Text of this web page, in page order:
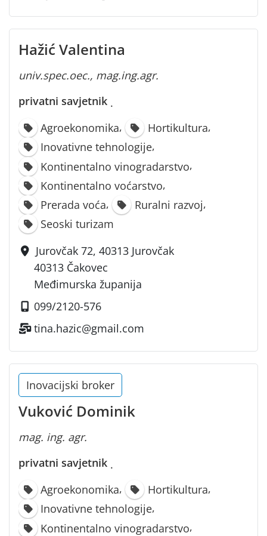
Hažić Valentina
univ.spec.oec., mag.ing.agr.
privatni savjetnik ·
Agroekonomika, Hortikultura,
Inovativne tehnologije,
Kontinentalno vinogradarstvo,
Kontinentalno voćarstvo,
Prerada voća, Ruralni razvoj,
Seoski turizam
Jurovčak 72, 40313 Jurovčak
40313 Čakovec
Međimurska županija
099/2120-576
tina.hazic@gmail.com
Inovacijski broker
Vuković Dominik
mag. ing. agr.
privatni savjetnik ·
Agroekonomika, Hortikultura,
Inovativne tehnologije,
Kontinentalno vinogradarstvo,